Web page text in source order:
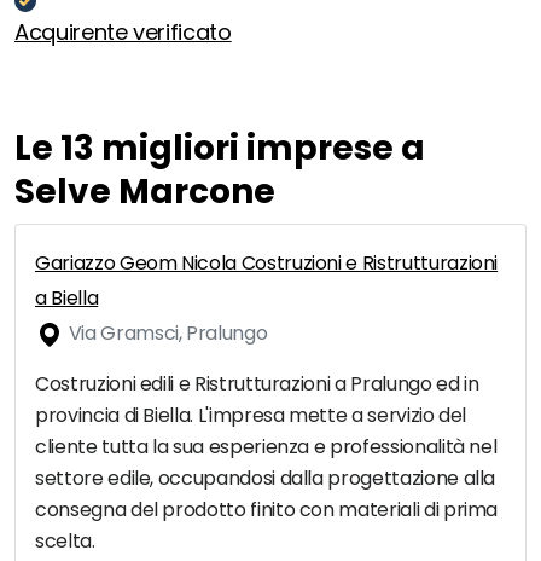
Acquirente verificato
Le 13 migliori imprese a
Selve Marcone
Gariazzo Geom Nicola Costruzioni e Ristrutturazioni
a Biella
Via Gramsci, Pralungo
Costruzioni edili e Ristrutturazioni a Pralungo ed in
provincia di Biella. L'impresa mette a servizio del
cliente tutta la sua esperienza e professionalità nel
settore edile, occupandosi dalla progettazione alla
consegna del prodotto finito con materiali di prima
scelta.